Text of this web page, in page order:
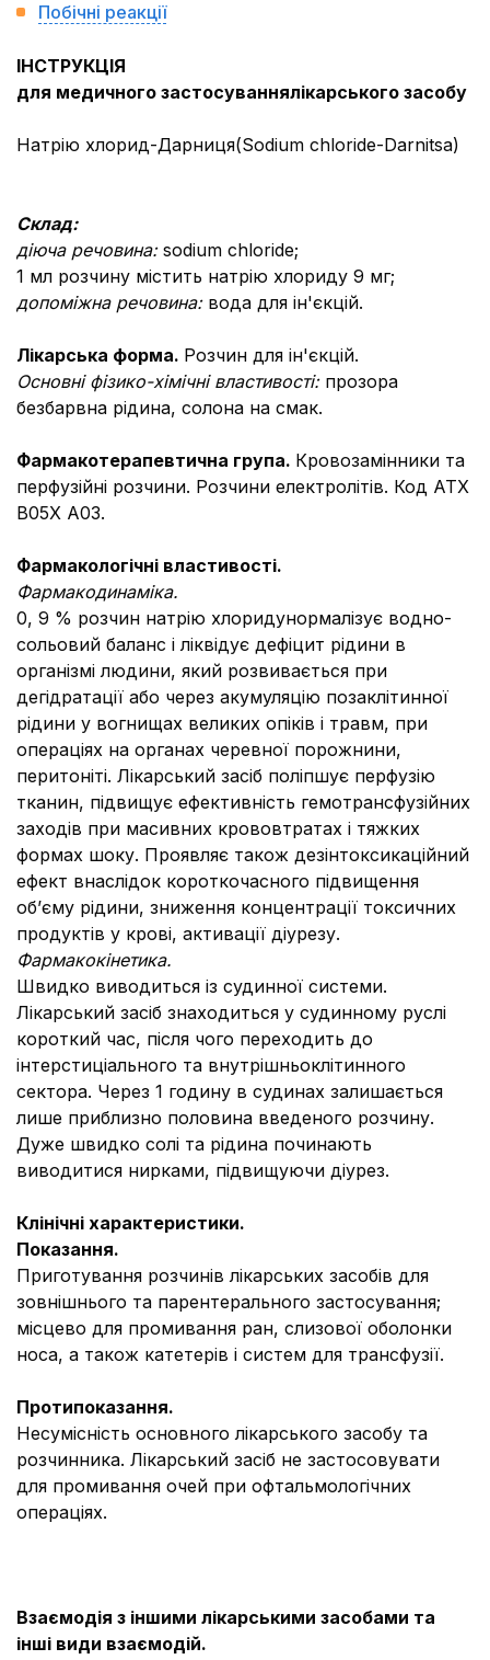
Побічні реакції
ІНСТРУКЦІЯ
для медичного застосуваннялікарського засобу
Натрію хлорид-Дарниця(Sodium chloride-Darnitsa)
Склад:
діюча речовина: sodium chloride;
1 мл розчину містить натрію хлориду 9 мг;
допоміжна речовина: вода для ін'єкцій.
Лікарська форма. Розчин для ін'єкцій.
Основні фізико-хімічні властивості: прозора
безбарвна рідина, солона на смак.
Фармакотерапевтична група. Кровозамінники та
перфузійні розчини. Розчини електролітів. Код АТХ
В05Х А03.
Фармакологічні властивості.
Фармакодинаміка.
0, 9 % розчин натрію хлоридунормалізує водно-
сольовий баланс і ліквідує дефіцит рідини в
організмі людини, який розвивається при
дегідратації або через акумуляцію позаклітинної
рідини у вогнищах великих опіків і травм, при
операціях на органах черевної порожнини,
перитоніті. Лікарський засіб поліпшує перфузію
тканин, підвищує ефективність гемотрансфузійних
заходів при масивних крововтратах і тяжких
формах шоку. Проявляє також дезінтоксикаційний
ефект внаслідок короткочасного підвищення
об’єму рідини, зниження концентрації токсичних
продуктів у крові, активації діурезу.
Фармакокінетика.
Швидко виводиться із судинної системи.
Лікарський засіб знаходиться у судинному руслі
короткий час, після чого переходить до
інтерстиціального та внутрішньоклітинного
сектора. Через 1 годину в судинах залишається
лише приблизно половина введеного розчину.
Дуже швидко солі та рідина починають
виводитися нирками, підвищуючи діурез.
Клінічні характеристики.
Показання.
Приготування розчинів лікарських засобів для
зовнішнього та парентерального застосування;
місцево для промивання ран, слизової оболонки
носа, а також катетерів і систем для трансфузії.
Протипоказання.
Несумісність основного лікарського засобу та
розчинника. Лікарський засіб не застосовувати
для промивання очей при офтальмологічних
операціях.
Взаємодія з іншими лікарськими засобами та
інші види взаємодій.